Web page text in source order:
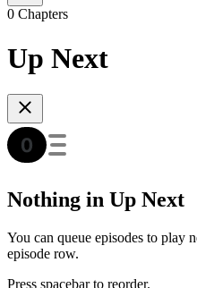
0 Chapters
Up Next
Nothing in Up Next
You can queue episodes to play
episode row.
Press spacebar to reorder.